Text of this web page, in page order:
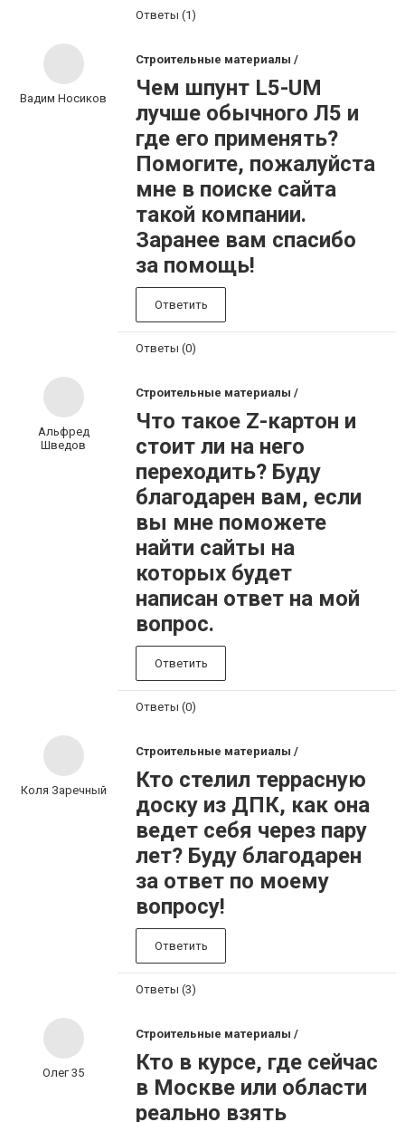
Ответы (1)
Вадим Носиков
Строительные материалы /
Чем шпунт L5-UM
лучше обычного Л5 и
где его применять?
Помогите, пожалуйста
мне в поиске сайта
такой компании.
Заранее вам спасибо
за помощь!
Ответить
Ответы (0)
Альфред
Шведов
Строительные материалы /
Что такое Z-картон и
стоит ли на него
переходить? Буду
благодарен вам, если
вы мне поможете
найти сайты на
которых будет
написан ответ на мой
вопрос.
Ответить
Ответы (0)
Коля Заречный
Строительные материалы /
Кто стелил террасную
доску из ДПК, как она
ведет себя через пару
лет? Буду благодарен
за ответ по моему
вопросу!
Ответить
Ответы (3)
Олег 35
Строительные материалы /
Кто в курсе, где сейчас
в Москве или области
реально взять